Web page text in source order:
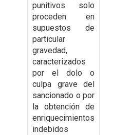
punitivos solo
proceden en
supuestos de
particular
gravedad,
caracterizados
por el dolo o
culpa grave del
sancionado o por
la obtención de
enriquecimientos
indebidos